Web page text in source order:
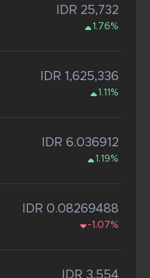
IDR 25,732
1.76%
IDR 1,625,336
1.11%
IDR 6.036912
1.19%
IDR 0.08269488
-1.07%
IDR 3,554